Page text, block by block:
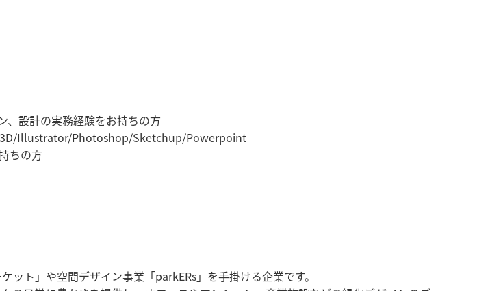
、設計の実務経験をお持ちの方
Illustrator/Photoshop/Sketchup/Powerpoint
ちの方
ト」や空間デザイン事業「parkERs」を手掛ける企業です。